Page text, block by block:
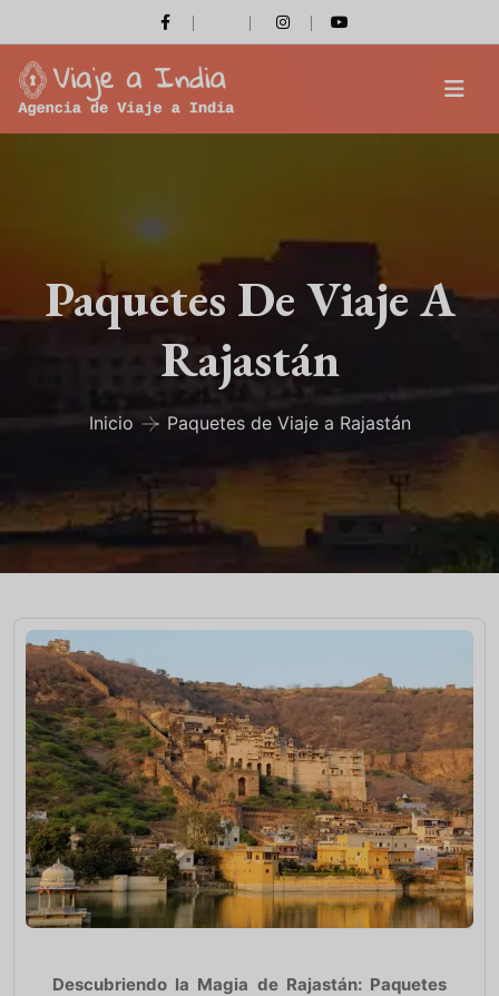
Paquetes De Viaje A
Rajastán
Inicio Paquetes de Viaje a Rajastán
Descubriendo la Magia de Rajastán: Paquetes